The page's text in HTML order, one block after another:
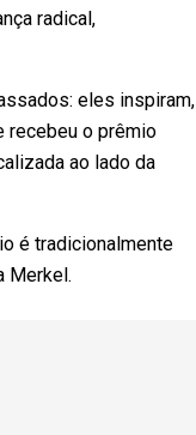
radical,
eles inspiram,
recebeu o prêmio
ao lado da
é tradicionalmente
Merkel.